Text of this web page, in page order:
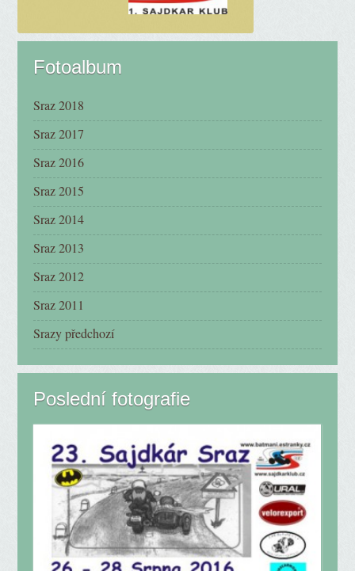
Fotoalbum
Sraz 2018
Sraz 2017
Sraz 2016
Sraz 2015
Sraz 2014
Sraz 2013
Sraz 2012
Sraz 2011
Srazy předchozí
Poslední fotografie